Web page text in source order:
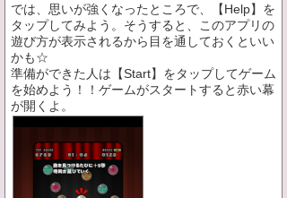
では、思いが強くなったところで、【Help】を
タップしてみよう。そうすると、このアプリの
遊び方が表示されるから目を通しておくといい
かも☆
準備ができた人は【Start】をタップしてゲーム
を始めよう！！ゲームがスタートすると赤い幕
が開くよ。